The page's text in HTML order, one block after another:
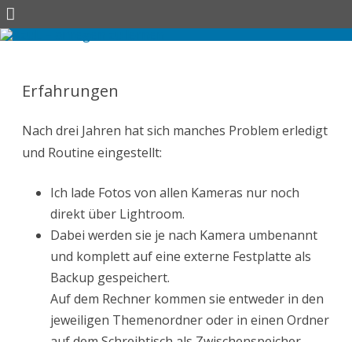
Erfahrungen
Nach drei Jahren hat sich manches Problem erledigt
und Routine eingestellt:
Ich lade Fotos von allen Kameras nur noch
direkt über Lightroom.
Dabei werden sie je nach Kamera umbenannt
und komplett auf eine externe Festplatte als
Backup gespeichert.
Auf dem Rechner kommen sie entweder in den
jeweiligen Themenordner oder in einen Ordner